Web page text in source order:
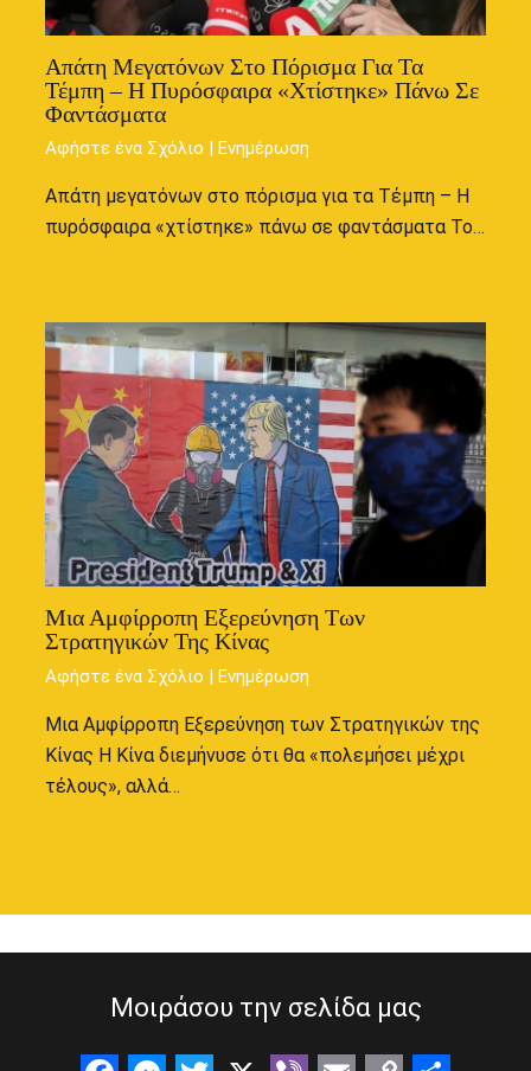
Απάτη Μεγατόνων Στο Πόρισμα Για Τα
Τέμπη – Η Πυρόσφαιρα «χτίστηκε» Πάνω Σε
Φαντάσματα
Αφήστε ένα Σχόλιο |Ενημέρωση
Απάτη μεγατόνων στο πόρισμα για τα Τέμπη – Η
πυρόσφαιρα «χτίστηκε» πάνω σε φαντάσματα Το…
Μια Αμφίρροπη Εξερεύνηση Των
Στρατηγικών Της Κίνας
Αφήστε ένα Σχόλιο |Ενημέρωση
Μια Αμφίρροπη Εξερεύνηση των Στρατηγικών της
Κίνας Η Κίνα διεμήνυσε ότι θα «πολεμήσει μέχρι
τέλους», αλλά…
Μοιράσου την σελίδα μας